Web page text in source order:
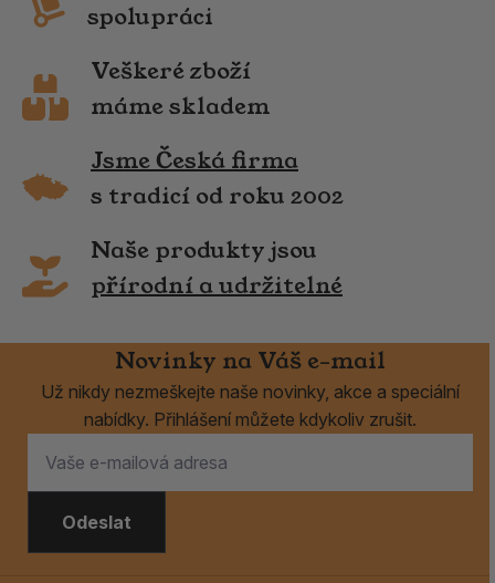
spolupráci
Veškeré zboží
máme skladem
Jsme Česká firma
s tradicí od roku 2002
Naše produkty jsou
přírodní a udržitelné
Novinky na Váš e-mail
Už nikdy nezmeškejte naše novinky, akce a speciální
nabídky. Přihlášení můžete kdykoliv zrušit.
Odeslat